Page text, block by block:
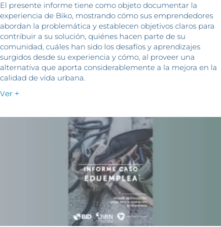
El presente informe tiene como objeto documentar la
experiencia de Biko, mostrando cómo sus emprendedores
abordan la problemática y establecen objetivos claros para
contribuir a su solución, quiénes hacen parte de su
comunidad, cuáles han sido los desafíos y aprendizajes
surgidos desde su experiencia y cómo, al proveer una
alternativa que aporta considerablemente a la mejora en la
calidad de vida urbana.
Ver +